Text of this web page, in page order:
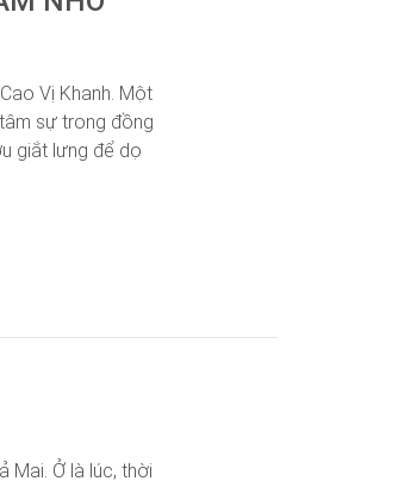
Vị Khanh. Một
sự trong đồng
giắt lưng để dọ
Mai. Ở là lúc, thời